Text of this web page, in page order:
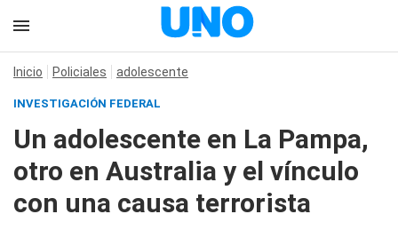
Inicio Policiales adolescente
INVESTIGACIÓN FEDERAL
Un adolescente en La Pampa,
otro en Australia y el vínculo
con una causa terrorista